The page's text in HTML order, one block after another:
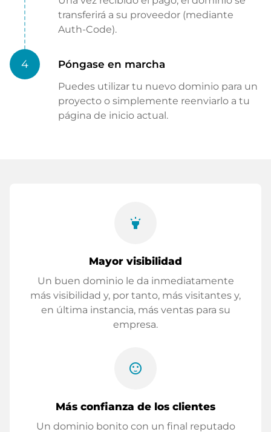
transferirá a su proveedor (mediante
Auth-Code).
4 Póngase en marcha
Puedes utilizar tu nuevo dominio para un
proyecto o simplemente reenviarlo a tu
página de inicio actual.
highlight
Mayor visibilidad
Un buen dominio le da inmediatamente
más visibilidad y, por tanto, más visitantes y,
en última instancia, más ventas para su
empresa.
sentiment_satisfied
Más confianza de los clientes
Un dominio bonito con un final reputado